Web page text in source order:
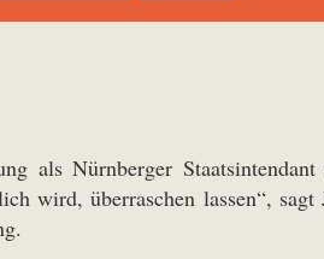
als Nürnberger Staatsintendant
wird, überraschen lassen“, sagt